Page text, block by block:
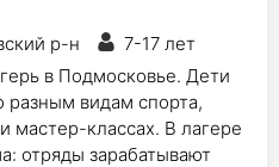
р-н
7-17 лет
в Подмосковье. Дети
разным видам спорта,
мастер-классах. В лагере
отряды зарабатывают